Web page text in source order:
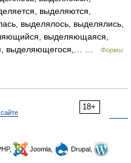
выделяются,
выделялось, выделялись,
выделяющаяся,
выделяющегося,… …
Формы
18+
Joomla,
Drupal,